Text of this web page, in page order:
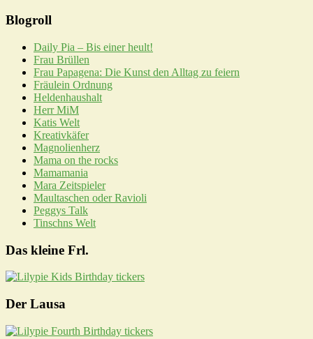
Blogroll
Daily Pia – Bis einer heult!
Frau Brüllen
Frau Papagena: Die Kunst den Alltag zu feiern
Fräulein Ordnung
Heldenhaushalt
Herr MiM
Katis Welt
Kreativkäfer
Magnolienherz
Mama on the rocks
Mamamania
Mara Zeitspieler
Maultaschen oder Ravioli
Peggys Talk
Tinschns Welt
Das kleine Frl.
Der Lausa